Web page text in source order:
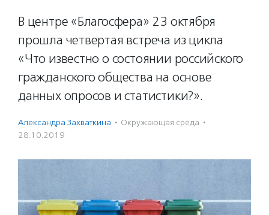
В центре «Благосфера» 23 октября
прошла четвертая встреча из цикла
«Что известно о состоянии российского
гражданского общества на основе
данных опросов и статистики?».
Александра Захваткина · Окружающая среда ·
28.10.2019